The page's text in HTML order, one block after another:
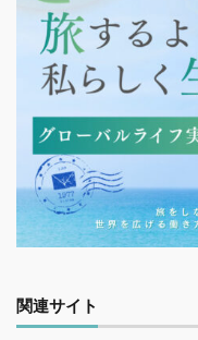
関連サイト